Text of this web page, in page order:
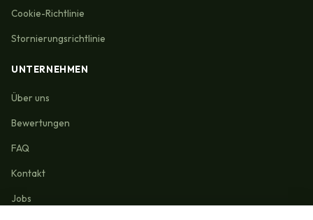
Cookie-Richtlinie
Stornierungsrichtlinie
UNTERNEHMEN
Über uns
Bewertungen
FAQ
Kontakt
Jobs